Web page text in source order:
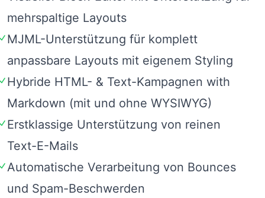
mehrspaltige Layouts
MJML-Unterstützung für komplett
anpassbare Layouts mit eigenem Styling
Hybride HTML- & Text-Kampagnen with
Markdown (mit und ohne WYSIWYG)
Erstklassige Unterstützung von reinen
Text-E-Mails
Automatische Verarbeitung von Bounces
und Spam-Beschwerden